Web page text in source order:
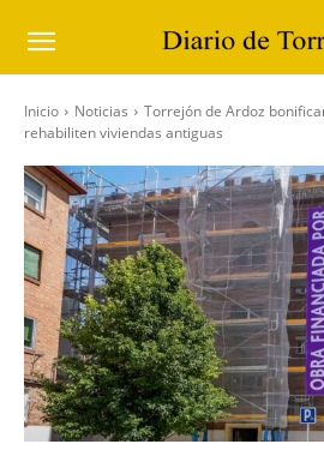
Inicio Noticias
Torrejón de Ardoz
rehabiliten viviendas antiguas